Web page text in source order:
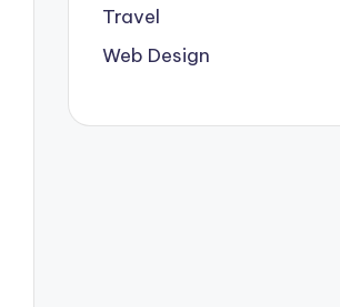
Travel
Web Design